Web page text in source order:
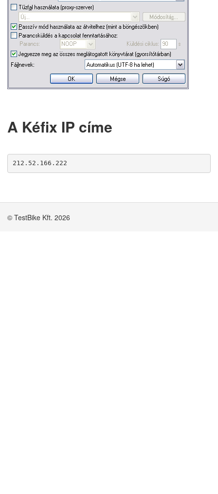
A Kéfix IP címe
212.52.166.222
© TestBike Kft. 2026